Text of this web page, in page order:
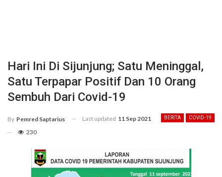
Hari Ini Di Sijunjung; Satu Meninggal,
Satu Terpapar Positif Dan 10 Orang
Sembuh Dari Covid-19
BERITA COVID-19
By Pemred Saptarius Last updated 11 Sep 2021
230